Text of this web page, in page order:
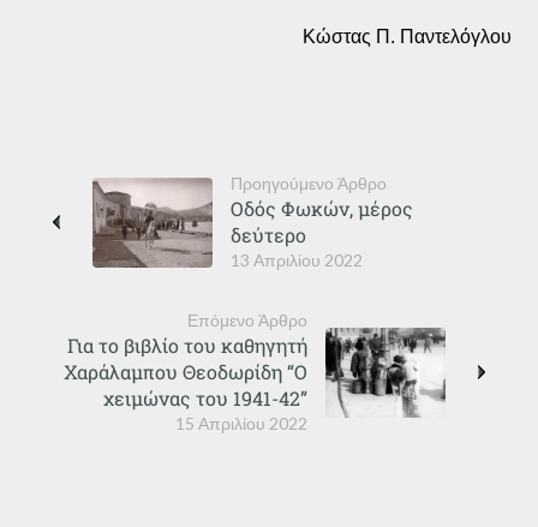
Κώστας Π. Παντελόγλου
Προηγούμενο Άρθρο
13 Απριλίου 2022
Οδός Φωκών, μέρος
δεύτερο
Επόμενο Άρθρο
15 Απριλίου 2022
Για το βιβλίο του καθηγητή
Χαράλαμπου Θεοδωρίδη “Ο
χειμώνας του 1941-42”